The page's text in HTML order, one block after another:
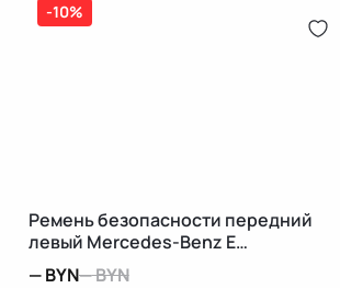
-10%
Ремень безопасности передний
левый Mercedes-Benz E
W212/S212/C207/A207
—BYN—BYN